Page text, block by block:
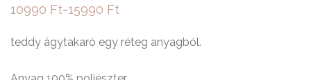
10990 Ft–15990 Ft
Ártartomány:
15990 Ft
teddy ágytakaró egy réteg anyagból.